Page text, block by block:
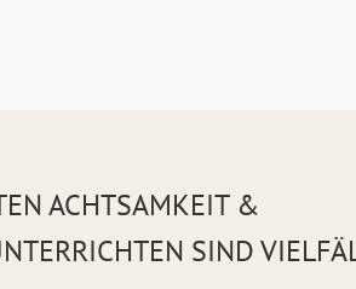
ACHTSAMKEIT &
SIND